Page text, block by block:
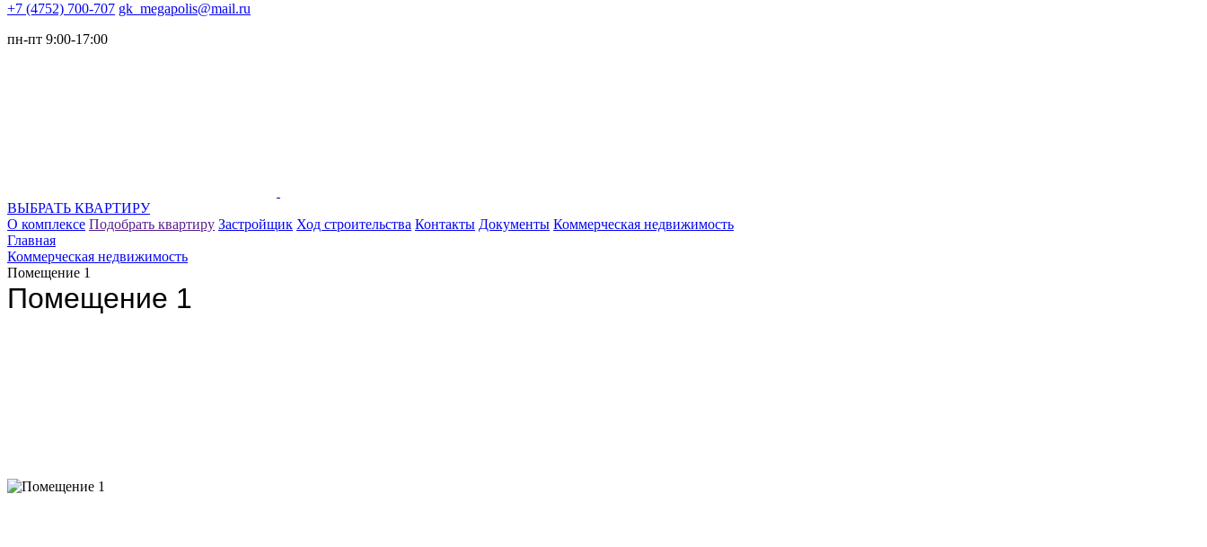
+7 (4752) 700-707 gk_megapolis@mail.ru
пн-пт 9:00-17:00
ВЫБРАТЬ КВАРТИРУ
О комплексе Подобрать квартиру Застройщик Ход строительства Контакты Документы Коммерческая недвижимость
Главная
Коммерческая недвижимость
Помещение 1
Помещение 1